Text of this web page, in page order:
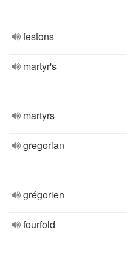
festons
martyr's
martyrs
gregorian
grégorien
fourfold